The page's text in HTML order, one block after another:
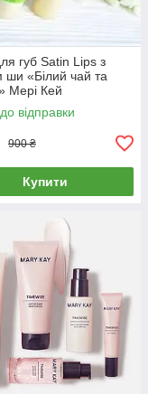
губ Satin Lips з
ши «Білий чай та
Мері Кей
відправки
900 ₴
Купити